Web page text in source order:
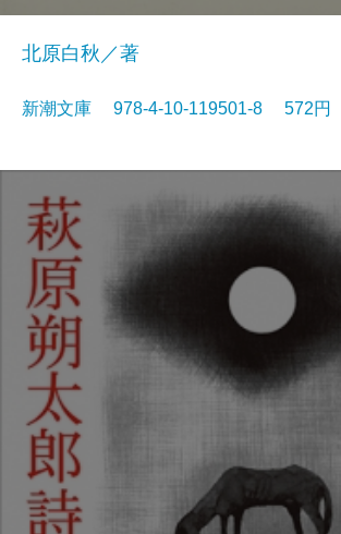
北原白秋／著
新潮文庫 978-4-10-119501-8 572円